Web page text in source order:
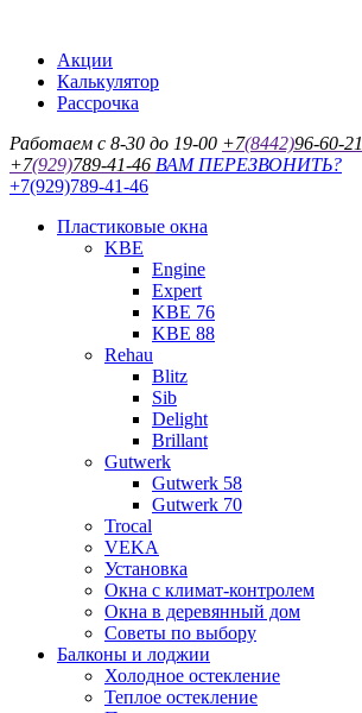
Акции
Калькулятор
Рассрочка
Работаем с 8-30 до 19-00 +7(8442)96-60-21
+7(929)789-41-46 ВАМ ПЕРЕЗВОНИТЬ?
+7(929)789-41-46
Пластиковые окна
KBE
Engine
Expert
KBE 76
KBE 88
Rehau
Blitz
Sib
Delight
Brillant
Gutwerk
Gutwerk 58
Gutwerk 70
Trocal
VEKA
Установка
Окна с климат-контролем
Окна в деревянный дом
Советы по выбору
Балконы и лоджии
Холодное остекление
Теплое остекление